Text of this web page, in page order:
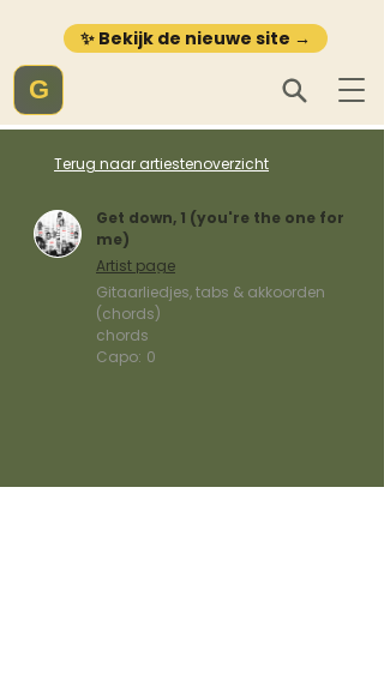
✨ Bekijk de nieuwe site →
G
Terug naar artiestenoverzicht
Get down, 1 (you're the one for
me)
Artist page
Gitaarliedjes, tabs & akkoorden
(chords)
chords
Capo: 0